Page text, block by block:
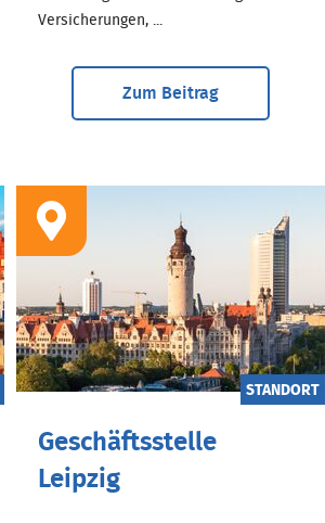
Versicherungen, ...
Zum Beitrag
STANDORT
Geschäftsstelle
Leipzig